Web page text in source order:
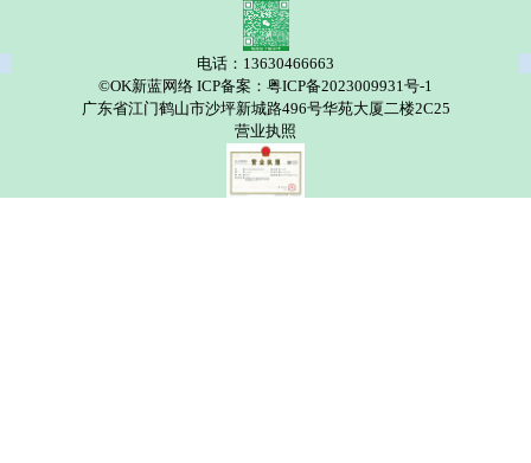
电话：13630466663
©OK新蓝网络 ICP备案：粤ICP备2023009931号-1
广东省江门鹤山市沙坪新城路496号华苑大厦二楼2C25
营业执照